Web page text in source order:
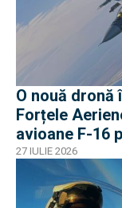
O nouă dronă
Forțele
avioane F-16
27 IULIE 2026